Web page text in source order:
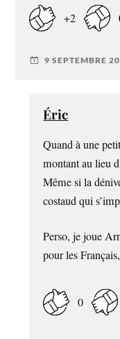
+2
9 SEPTEMBRE
Éric
Quand à une
montant au lieu
Même si la
costaud qui
Perso, je joue
pour les
0